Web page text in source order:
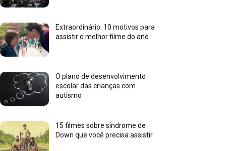
Extraordinário: 10 motivos para
assistir o melhor filme do ano
O plano de desenvolvimento
escolar das crianças com
autismo
15 filmes sobre síndrome de
Down que você precisa assistir